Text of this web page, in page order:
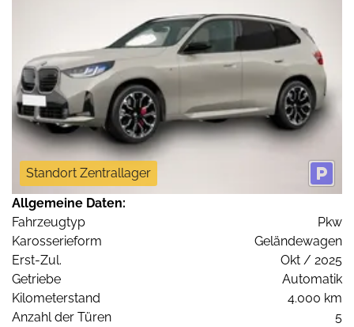
Standort Zentrallager
Allgemeine Daten:
Fahrzeugtyp
Pkw
Karosserieform
Geländewagen
Erst-Zul.
Okt / 2025
Getriebe
Automatik
Kilometerstand
4.000 km
Anzahl der Türen
5